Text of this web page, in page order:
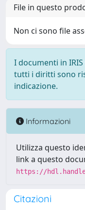
File in questo
Non ci sono file
I documenti in
tutti i diritti sono
indicazione.
Informazioni
Utilizza questo
link a questo
https://
Citazioni